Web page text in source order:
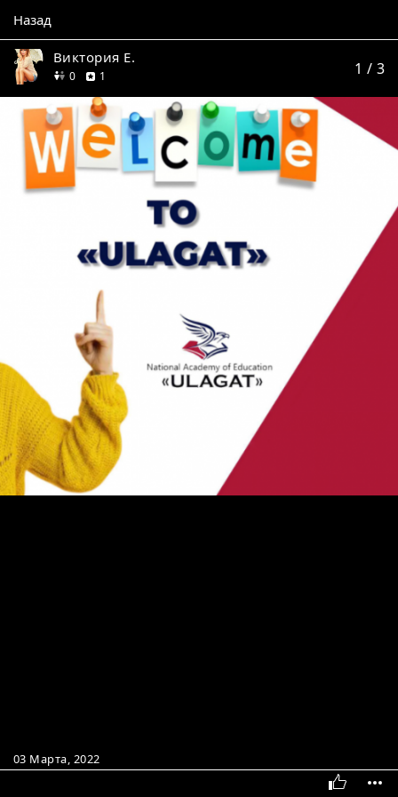
Назад
Виктория Е.
0друзей
1 1 / 3
03 Марта, 2022